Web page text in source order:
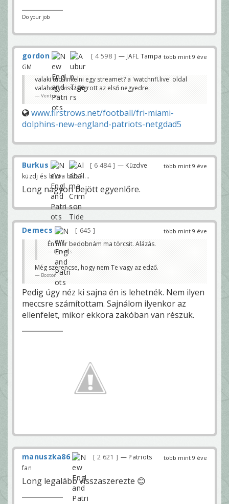
Do your job
több mint 9 éve
gordon 4 598
— JAFL Tampa
GM
valaki tud linkelni egy streamet? a 'watchnfl.live' oldal
valahogy visszaugrott az első negyedre.
Ventura
www.firstrows.net/football/fri-miami-
dolphins-new-england-patriots-netgdad5
több mint 9 éve
Burkus 6 484
— Küzdve
küzdj és bízva bízzál...
Long nagyon bejött egyenlőre.
több mint 9 éve
Demecs
645
Én már bedobnám ma törcsit. Alázás.
Demecs
Még szerencse, hogy nem Te vagy az edző.
Boston
Pedig úgy néz ki sajna én is lehetnék. Nem ilyen
meccsre számítottam. Sajnálom ilyenkor az
ellenfelet, mikor ekkora zakóban van részük.
több mint 9 éve
manuszka86 2 621
— Patriots
fan
Long legalább visszaszerezte 😊